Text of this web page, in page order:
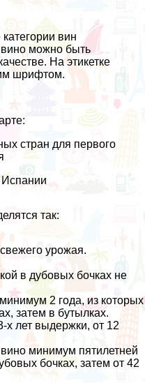
вин
вино можно быть
На этикетке
шрифтом.
стран для первого
Испании
так:
урожая.
в дубовых бочках не
2 года, из которых
затем в бутылках.
х лет выдержки, от 12
минимум пятилетней
бочках, затем от 42